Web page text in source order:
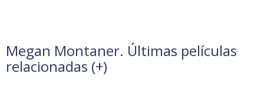
Megan Montaner. Últimas películas
relacionadas (+)